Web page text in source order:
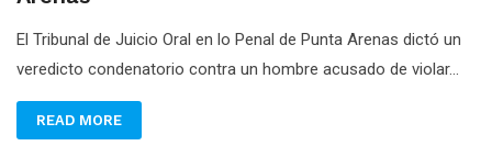
El Tribunal de Juicio Oral en lo Penal de Punta Arenas dictó un
veredicto condenatorio contra un hombre acusado de violar...
READ MORE